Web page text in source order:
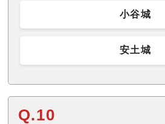
小谷城
安土城
Q.10